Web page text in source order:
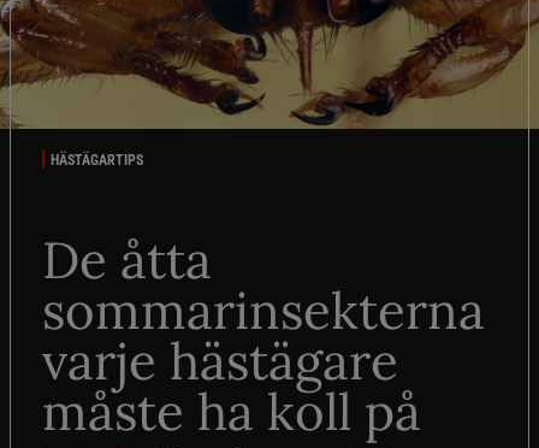
HÄSTÄGARTIPS
De åtta
sommarinsekterna
varje hästägare
måste ha koll på